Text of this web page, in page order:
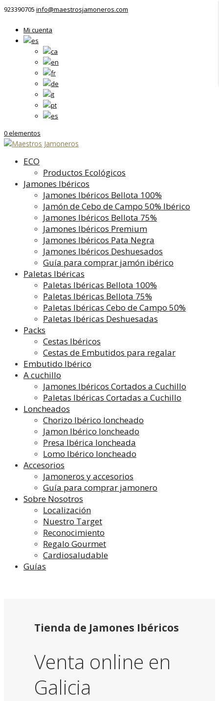
923390705 info@maestrosjamoneros.com
Mi cuenta
0 elementos
ECO
Productos Ecológicos
Jamones Ibéricos
Jamones Ibéricos Bellota 100%
Jamón de Cebo de Campo 50% Ibérico
Jamones Ibéricos Bellota 75%
Jamones Ibéricos Premium
Jamones Ibéricos Pata Negra
Jamones Ibéricos Deshuesados
Guía para comprar jamón ibérico
Paletas Ibéricas
Paletas Ibéricas Bellota 100%
Paletas Ibéricas Bellota 75%
Paletas Ibéricas Cebo de Campo 50%
Paletas Ibéricas Deshuesadas
Packs
Cestas Ibéricos
Cestas de Embutidos para regalar
Embutido Ibérico
A cuchillo
Jamones Ibéricos Cortados a Cuchillo
Paletas Ibéricas Cortadas a Cuchillo
Loncheados
Chorizo Ibérico loncheado
Jamon Ibérico loncheado
Presa Ibérica loncheada
Lomo Ibérico loncheado
Accesorios
Jamoneros y accesorios
Guía para comprar jamonero
Sobre Nosotros
Localización
Nuestro Target
Reconocimiento
Regalo Gourmet
Cardiosaludable
Guías
Tienda de Jamones Ibéricos
Venta online en
Galicia